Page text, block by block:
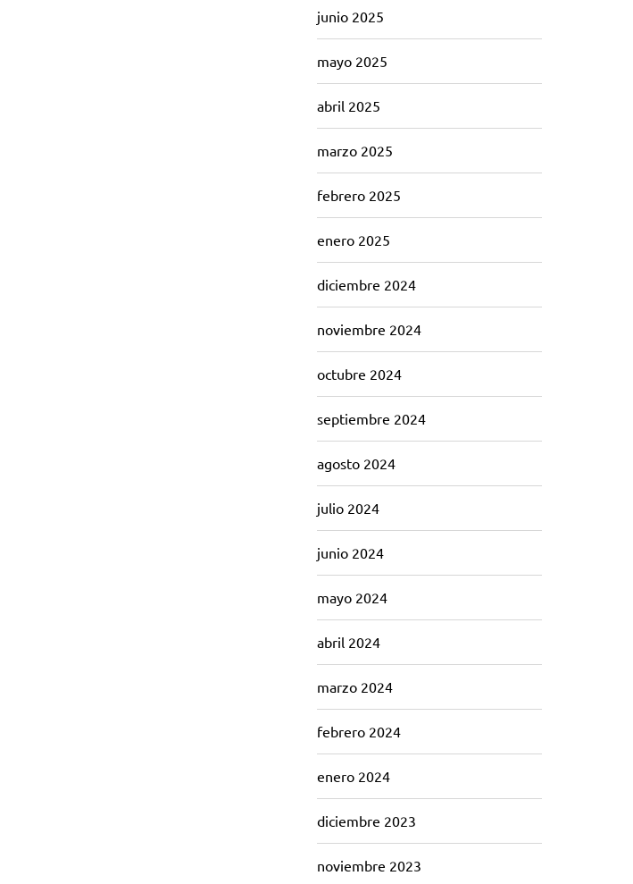
junio 2025
mayo 2025
abril 2025
marzo 2025
febrero 2025
enero 2025
diciembre 2024
noviembre 2024
octubre 2024
septiembre 2024
agosto 2024
julio 2024
junio 2024
mayo 2024
abril 2024
marzo 2024
febrero 2024
enero 2024
diciembre 2023
noviembre 2023